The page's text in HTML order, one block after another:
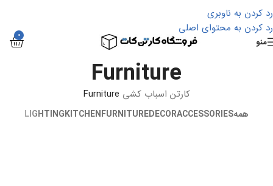
رد کردن به ناوبری
رد کردن به محتوای اصلی
منو
0
Furniture
کارتن اسباب کشی Furniture
همهACCESSORIES
DECOR
FURNITURE
KITCHEN
LIGHTING